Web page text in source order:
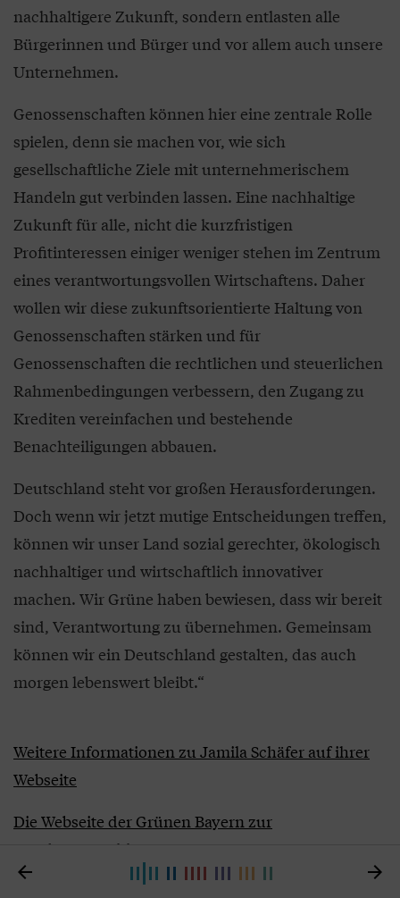
nachhaltigere Zukunft, sondern entlasten alle
Bürgerinnen und Bürger und vor allem auch unsere
Unternehmen.
Genossenschaften können hier eine zentrale Rolle
spielen, denn sie machen vor, wie sich
gesellschaftliche Ziele mit unternehmerischem
Handeln gut verbinden lassen. Eine nachhaltige
Zukunft für alle, nicht die kurzfristigen
Profitinteressen einiger weniger stehen im Zentrum
eines verantwortungsvollen Wirtschaftens. Daher
wollen wir diese zukunftsorientierte Haltung von
Genossenschaften stärken und für
Genossenschaften die rechtlichen und steuerlichen
Rahmenbedingungen verbessern, den Zugang zu
Krediten vereinfachen und bestehende
Benachteiligungen abbauen.
Deutschland steht vor großen Herausforderungen.
Doch wenn wir jetzt mutige Entscheidungen treffen,
können wir unser Land sozial gerechter, ökologisch
nachhaltiger und wirtschaftlich innovativer
machen. Wir Grüne haben bewiesen, dass wir bereit
sind, Verantwortung zu übernehmen. Gemeinsam
können wir ein Deutschland gestalten, das auch
morgen lebenswert bleibt.“
Weitere Informationen zu Jamila Schäfer auf ihrer
Webseite
Die Webseite der Grünen Bayern zur
Bundestagswahl 2025
 